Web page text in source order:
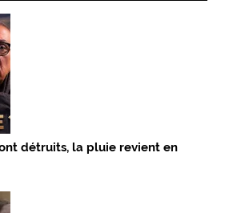
détruits, la pluie revient en